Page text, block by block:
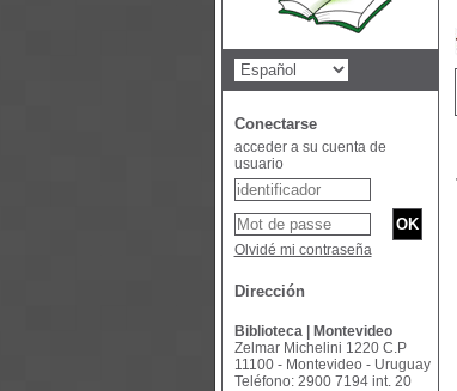
Conectarse
acceder a su cuenta de
usuario
Olvidé mi contraseña
Dirección
Biblioteca | Montevideo
Zelmar Michelini 1220 C.P
11100 - Montevideo - Uruguay
Teléfono: 2900 7194 int. 20